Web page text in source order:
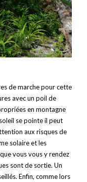
de marche pour cette
avec un poil de
en montagne
se pointe il peut
aux risques de
solaire et les
vous vous y rendez
sont de sortie. Un
Enfin, comme lors